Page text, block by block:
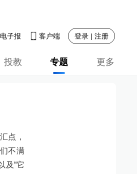
电子报 客户端 登录 | 注册
投教 专题 更多
点，
不满
及“它